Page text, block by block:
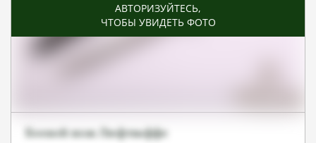
АВТОРИЗУЙТЕСЬ,
ЧТОБЫ УВИДЕТЬ ФОТО
Боевой нож Люфтваффе